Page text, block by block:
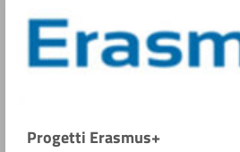
Progetti Erasmus+